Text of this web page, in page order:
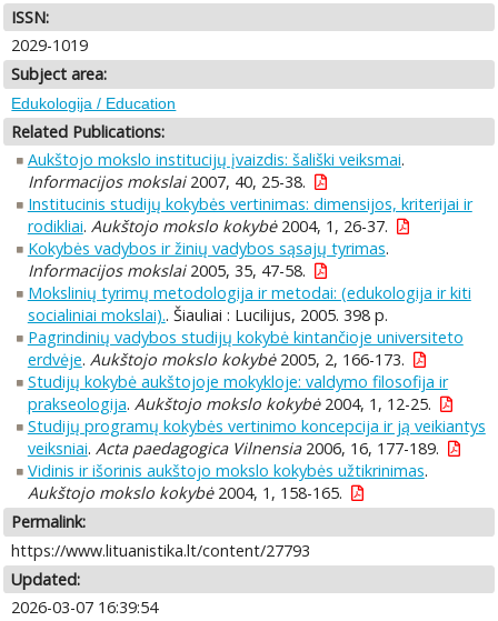
ISSN:
2029-1019
Subject area:
Edukologija / Education
Related Publications:
Aukštojo mokslo institucijų įvaizdis: šališki veiksmai.
Informacijos mokslai2007, 40, 25-38.
Institucinis studijų kokybės vertinimas: dimensijos, kriterijai ir
rodikliai. Aukštojo mokslo kokybė2004, 1, 26-37.
Kokybės vadybos ir žinių vadybos sąsajų tyrimas.
Informacijos mokslai2005, 35, 47-58.
Mokslinių tyrimų metodologija ir metodai: (edukologija ir kiti
socialiniai mokslai).. Šiauliai : Lucilijus, 2005. 398 p.
Pagrindinių vadybos studijų kokybė kintančioje universiteto
erdvėje. Aukštojo mokslo kokybė2005, 2, 166-173.
Studijų kokybė aukštojoje mokykloje: valdymo filosofija ir
prakseologija. Aukštojo mokslo kokybė2004, 1, 12-25.
Studijų programų kokybės vertinimo koncepcija ir ją veikiantys
veiksniai. Acta paedagogica Vilnensia2006, 16, 177-189.
Vidinis ir išorinis aukštojo mokslo kokybės užtikrinimas.
Aukštojo mokslo kokybė2004, 1, 158-165.
Permalink:
https://www.lituanistika.lt/content/27793
Updated:
2026-03-07 16:39:54